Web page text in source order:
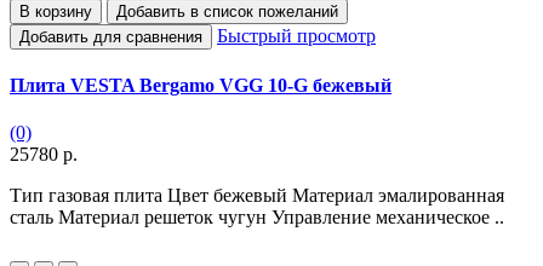
В корзину
Добавить в список пожеланий
Добавить для сравнения
Быстрый просмотр
Плита VESTA Bergamo VGG 10-G бежевый
(0)
25780 р.
Тип газовая плита Цвет бежевый Материал эмалированная
сталь Материал решеток чугун Управление механическое ..